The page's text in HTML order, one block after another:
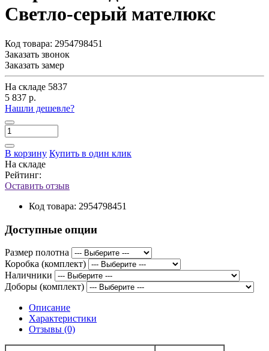
Светло-серый мателюкс
Код товара: 2954798451
Заказать звонок
Заказать замер
На складе 5837
5 837 р.
Нашли дешевле?
В корзину Купить в один клик
На складе
Рейтинг:
Оставить отзыв
Код товара: 2954798451
Доступные опции
Размер полотна
Коробка (комплект)
Наличники
Доборы (комплект)
Описание
Характеристики
Отзывы (0)